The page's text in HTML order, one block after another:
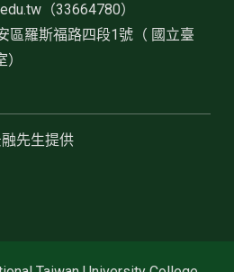
（33664780）
區羅斯福路四段1號（ 國立臺
先生提供